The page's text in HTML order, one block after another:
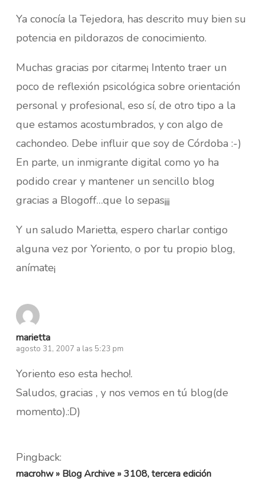
Ya conocía la Tejedora, has descrito muy bien su
potencia en pildorazos de conocimiento.
Muchas gracias por citarme¡ Intento traer un
poco de reflexión psicológica sobre orientación
personal y profesional, eso sí, de otro tipo a la
que estamos acostumbrados, y con algo de
cachondeo. Debe influir que soy de Córdoba :-)
En parte, un inmigrante digital como yo ha
podido crear y mantener un sencillo blog
gracias a Blogoff…que lo sepas¡¡¡
Y un saludo Marietta, espero charlar contigo
alguna vez por Yoriento, o por tu propio blog,
anímate¡
marietta
agosto 31, 2007 a las 5:23 pm
Yoriento eso esta hecho!.
Saludos, gracias , y nos vemos en tú blog(de
momento).:D)
Pingback:
macrohw » Blog Archive » 3108, tercera edición